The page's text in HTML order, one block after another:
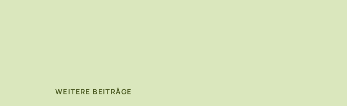
WEITERE BEITRÄGE